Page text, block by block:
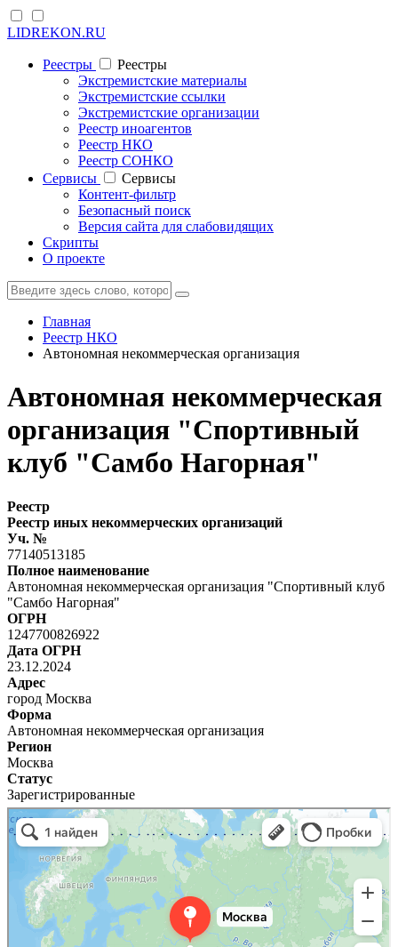
LIDREKON.RU
Реестры
Реестры
Экстремистские материалы
Экстремистские ссылки
Экстремистские организации
Реестр иноагентов
Реестр НКО
Реестр СОНКО
Cервисы
Cервисы
Контент-фильтр
Безопасный поиск
Версия сайта для слабовидящих
Скрипты
О проекте
Главная
Реестр НКО
Автономная некоммерческая организация
Автономная некоммерческая
организация "Спортивный
клуб "Самбо Нагорная"
Реестр
Реестр иных некоммерческих организаций
Уч. №
77140513185
Полное наименование
Автономная некоммерческая организация "Спортивный клуб
"Самбо Нагорная"
ОГРН
1247700826922
Дата ОГРН
23.12.2024
Адрес
город Москва
Форма
Автономная некоммерческая организация
Регион
Москва
Статус
Зарегистрированные